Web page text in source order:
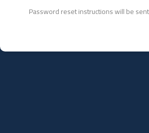
Password reset instructions will be